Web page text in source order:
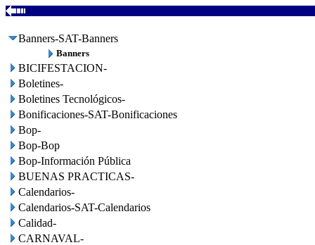
Banners-SAT-Banners
Banners
BICIFESTACION-
Boletines-
Boletines Tecnológicos-
Bonificaciones-SAT-Bonificaciones
Bop-
Bop-Bop
Bop-Información Pública
BUENAS PRACTICAS-
Calendarios-
Calendarios-SAT-Calendarios
Calidad-
CARNAVAL-